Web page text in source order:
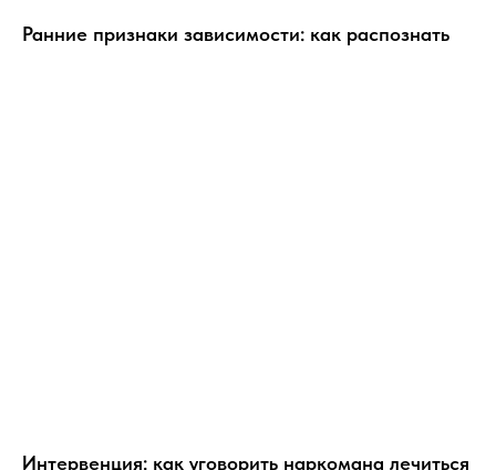
Ранние признаки зависимости: как распознать
Интервенция: как уговорить наркомана лечиться